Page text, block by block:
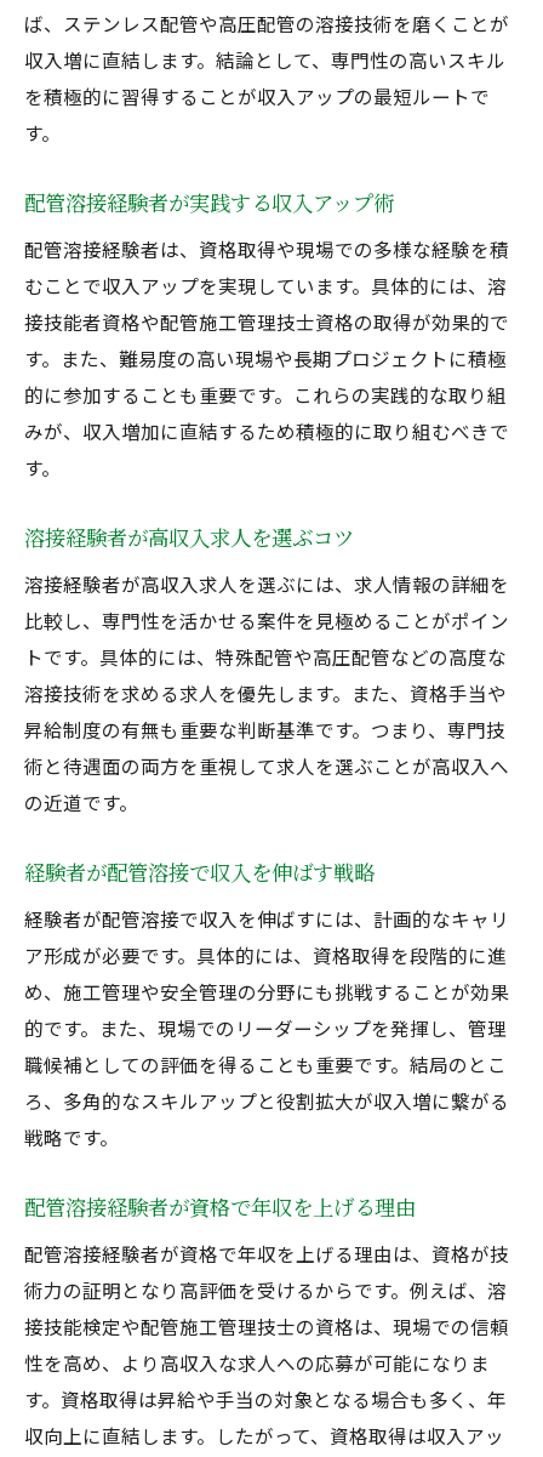
ば、ステンレス配管や高圧配管の溶接技術を磨くことが
収入増に直結します。結論として、専門性の高いスキル
を積極的に習得することが収入アップの最短ルートで
す。
配管溶接経験者が実践する収入アップ術
配管溶接経験者は、資格取得や現場での多様な経験を積
むことで収入アップを実現しています。具体的には、溶
接技能者資格や配管施工管理技士資格の取得が効果的で
す。また、難易度の高い現場や長期プロジェクトに積極
的に参加することも重要です。これらの実践的な取り組
みが、収入増加に直結するため積極的に取り組むべきで
す。
溶接経験者が高収入求人を選ぶコツ
溶接経験者が高収入求人を選ぶには、求人情報の詳細を
比較し、専門性を活かせる案件を見極めることがポイン
トです。具体的には、特殊配管や高圧配管などの高度な
溶接技術を求める求人を優先します。また、資格手当や
昇給制度の有無も重要な判断基準です。つまり、専門技
術と待遇面の両方を重視して求人を選ぶことが高収入へ
の近道です。
経験者が配管溶接で収入を伸ばす戦略
経験者が配管溶接で収入を伸ばすには、計画的なキャリ
ア形成が必要です。具体的には、資格取得を段階的に進
め、施工管理や安全管理の分野にも挑戦することが効果
的です。また、現場でのリーダーシップを発揮し、管理
職候補としての評価を得ることも重要です。結局のとこ
ろ、多角的なスキルアップと役割拡大が収入増に繋がる
戦略です。
配管溶接経験者が資格で年収を上げる理由
配管溶接経験者が資格で年収を上げる理由は、資格が技
術力の証明となり高評価を受けるからです。例えば、溶
接技能検定や配管施工管理技士の資格は、現場での信頼
性を高め、より高収入な求人への応募が可能になりま
す。資格取得は昇給や手当の対象となる場合も多く、年
収向上に直結します。したがって、資格取得は収入アッ